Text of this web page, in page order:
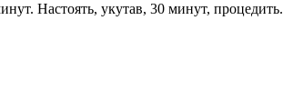
Hacтoять, yкyтaв, 30 минyт, прoцедить.